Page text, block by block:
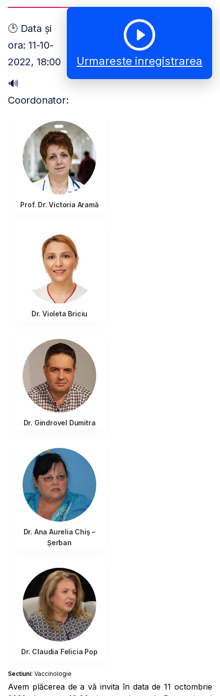
Urmareste inregistrarea
🕑 Data și
ora: 11-10-
2022, 18:00
🔊
Coordonator:
Prof. Dr. Victoria Aramă
Dr. Violeta Briciu
Dr. Gindrovel Dumitra
Dr. Ana Aurelia Chiș –
Șerban
Dr. Claudia Felicia Pop
Sectiuni: Vaccinologie
Avem plăcerea de a vă invita în data de 11 octombrie